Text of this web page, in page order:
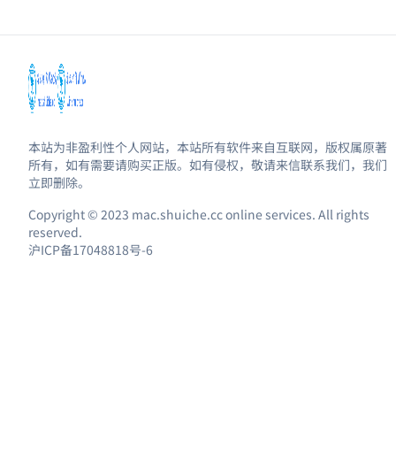
本站为非盈利性个人网站，本站所有软件来自互联网，版权属原著
所有，如有需要请购买正版。如有侵权，敬请来信联系我们，我们
立即删除。
Copyright © 2023 mac.shuiche.cc online services. All rights
reserved.
沪ICP备17048818号-6